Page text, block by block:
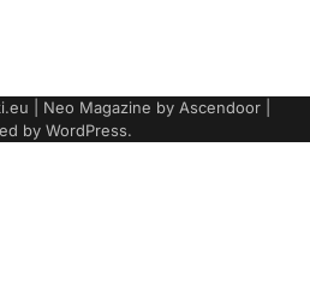
| Neo Magazine by Ascendoor|
by WordPress.